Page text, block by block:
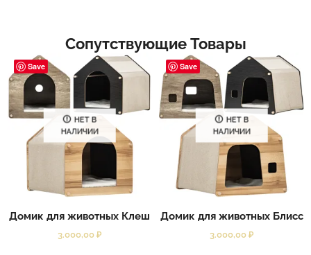
Сопутствующие Товары
Save
НЕТ В
НАЛИЧИИ
Домик для животных Клеш
3.000,00 ₽
Save
НЕТ В
НАЛИЧИИ
Домик для животных Блисс
3.000,00 ₽